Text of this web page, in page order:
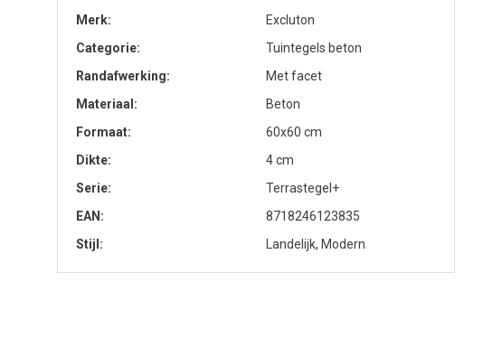
Merk
Excluton
Categorie
Tuintegels beton
Randafwerking
Met facet
Materiaal
Beton
Formaat
60x60 cm
Dikte
4 cm
Serie
Terrastegel+
EAN
8718246123835
Stijl
Landelijk, Modern